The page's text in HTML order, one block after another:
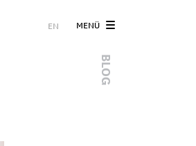
EN MENÜ
BLOG